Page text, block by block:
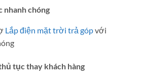
chóng
Lắp điện mặt trời trả gópvới
tục thay khách hàng